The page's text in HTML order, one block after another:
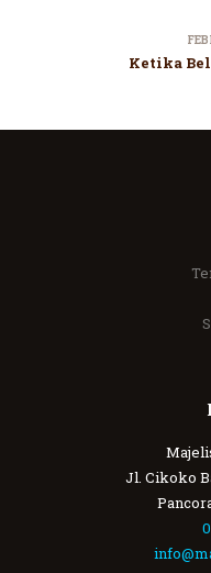
Ketika
Jl. Cikoko